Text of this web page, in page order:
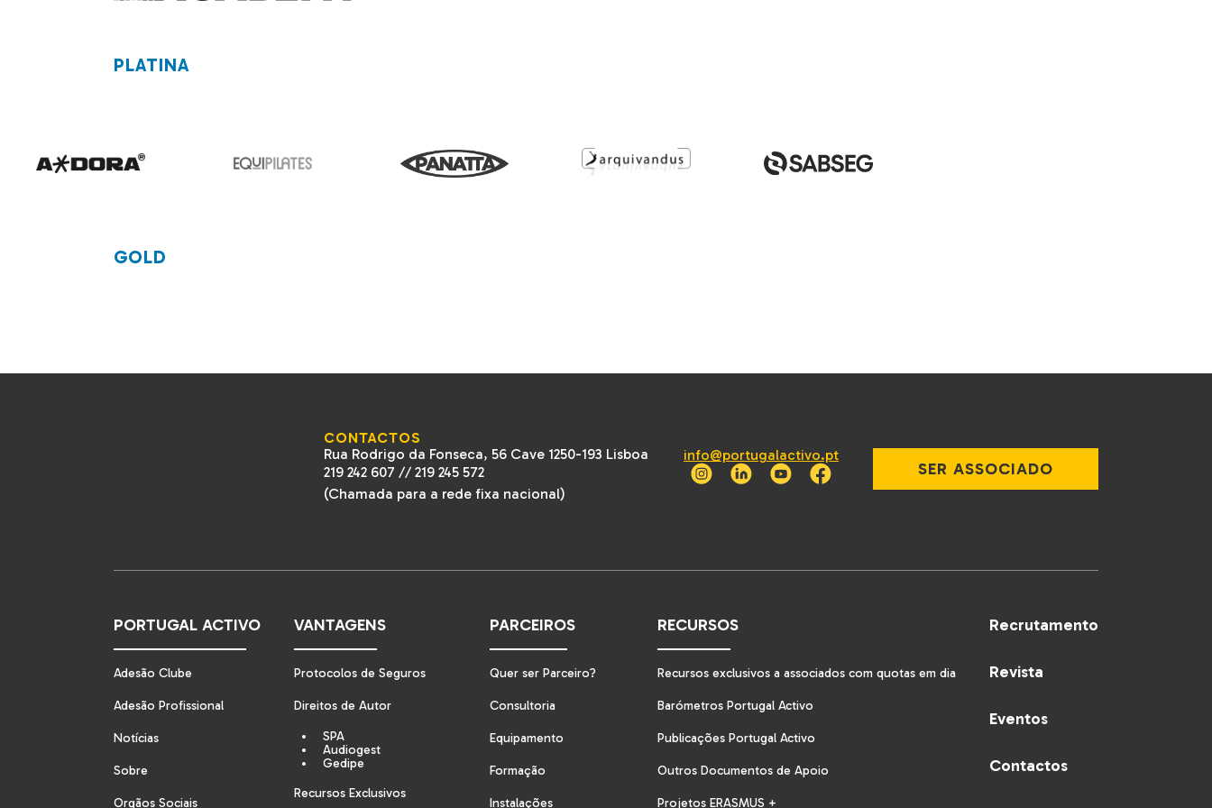
PLATINA
GOLD
CONTACTOS
Rua Rodrigo da Fonseca, 56 Cave 1250-193 Lisboa
219 242 607 // 219 245 572
(Chamada para a rede fixa nacional)
info@portugalactivo.pt
SER ASSOCIADO
PORTUGAL ACTIVO
Adesão Clube
Adesão Profissional
Notícias
Sobre
Orgãos Sociais
VANTAGENS
Protocolos de Seguros
Direitos de Autor
SPA
Audiogest
Gedipe
Recursos Exclusivos
PARCEIROS
Quer ser Parceiro?
Consultoria
Equipamento
Formação
Instalações
RECURSOS
Recursos exclusivos a associados com quotas em dia
Barómetros Portugal Activo
Publicações Portugal Activo
Outros Documentos de Apoio
Projetos ERASMUS +
Recrutamento
Revista
Eventos
Contactos